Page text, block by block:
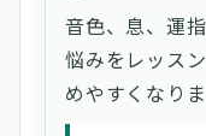
音色、息、運
悩みをレッス
めやすくなりま